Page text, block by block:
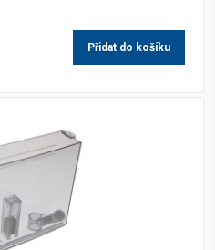
Přidat do košíku